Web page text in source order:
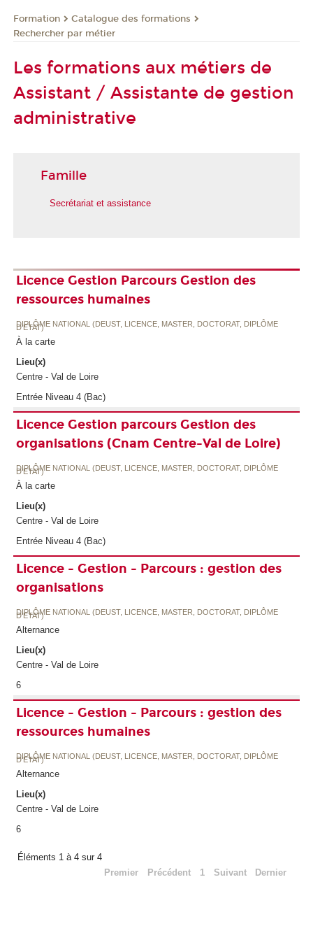
Formation
Catalogue des formations
Rechercher par métier
Les formations aux métiers de
Assistant / Assistante de gestion
administrative
Famille
Secrétariat et assistance
Licence Gestion Parcours Gestion des
ressources humaines
DIPLÔME NATIONAL (DEUST, LICENCE, MASTER, DOCTORAT, DIPLÔME
D'ETAT)
À la carte
Lieu(x)
Centre - Val de Loire
Entrée Niveau 4 (Bac)
Licence Gestion parcours Gestion des
organisations (Cnam Centre-Val de Loire)
DIPLÔME NATIONAL (DEUST, LICENCE, MASTER, DOCTORAT, DIPLÔME
D'ETAT)
À la carte
Lieu(x)
Centre - Val de Loire
Entrée Niveau 4 (Bac)
Licence - Gestion - Parcours : gestion des
organisations
DIPLÔME NATIONAL (DEUST, LICENCE, MASTER, DOCTORAT, DIPLÔME
D'ETAT)
Alternance
Lieu(x)
Centre - Val de Loire
6
Licence - Gestion - Parcours : gestion des
ressources humaines
DIPLÔME NATIONAL (DEUST, LICENCE, MASTER, DOCTORAT, DIPLÔME
D'ETAT)
Alternance
Lieu(x)
Centre - Val de Loire
6
Éléments 1 à 4 sur 4
Premier
Précédent 1 Suivant Dernier